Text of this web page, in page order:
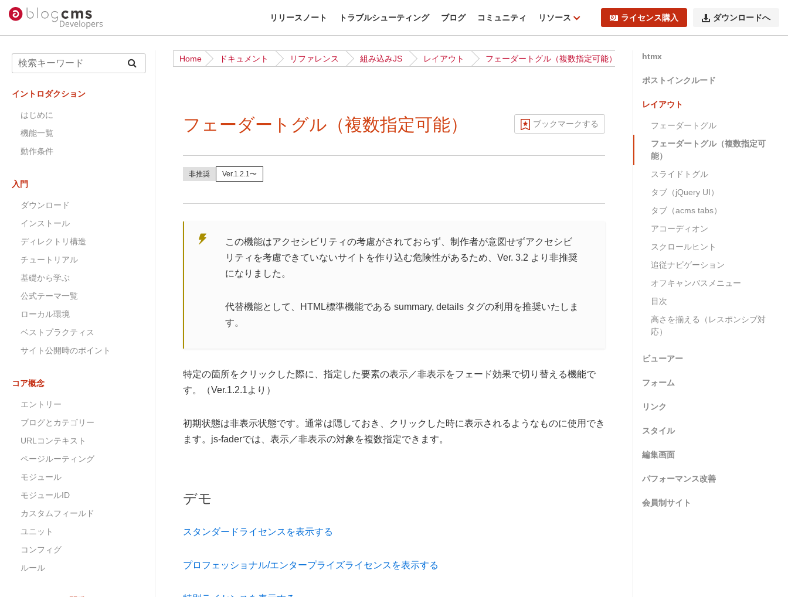
リリースノート トラブルシューティング ブログ コミュニティ リソース ライセンス購入 ダウンロードへ
Home ドキュメント リファレンス 組み込みJS レイアウト フェーダートグル（複数指定可能）
ブックマークする
フェーダートグル（複数指定可能）
非推奨 Ver.1.2.1〜
この機能はアクセシビリティの考慮がされておらず、制作者が意図せずアクセシビ
リティを考慮できていないサイトを作り込む危険性があるため、Ver. 3.2 より非推奨
になりました。
代替機能として、HTML標準機能である summary, details タグの利用を推奨いたしま
す。
特定の箇所をクリックした際に、指定した要素の表示／非表示をフェード効果で切り替える機能で
す。（Ver.1.2.1より）
初期状態は非表示状態です。通常は隠しておき、クリックした時に表示されるようなものに使用でき
ます。js-faderでは、表示／非表示の対象を複数指定できます。
デモ
スタンダードライセンスを表示する
プロフェッショナル/エンタープライズライセンスを表示する
イントロダクション
はじめに
機能一覧
動作条件
入門
ダウンロード
インストール
ディレクトリ構造
チュートリアル
基礎から学ぶ
公式テーマ一覧
ローカル環境
ベストプラクティス
サイト公開時のポイント
コア概念
エントリー
ブログとカテゴリー
URLコンテキスト
ページルーティング
モジュール
モジュールID
カスタムフィールド
ユニット
コンフィグ
ルール
htmx
ポストインクルード
レイアウト
フェーダートグル
フェーダートグル（複数指定可
能）
スライドトグル
タブ（jQuery UI）
タブ（acms tabs）
アコーディオン
スクロールヒント
追従ナビゲーション
オフキャンバスメニュー
目次
高さを揃える（レスポンシブ対
応）
ビューアー
フォーム
リンク
スタイル
編集画面
パフォーマンス改善
会員制サイト